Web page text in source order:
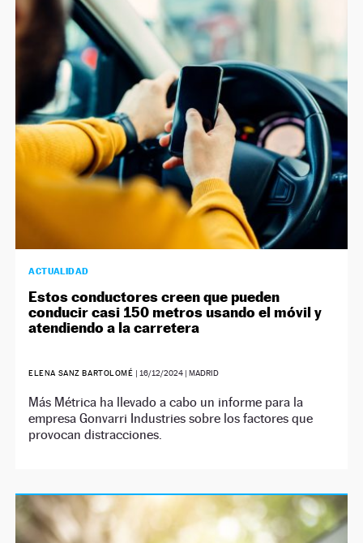
ACTUALIDAD
Estos conductores creen que pueden
conducir casi 150 metros usando el móvil y
atendiendo a la carretera
ELENA SANZ BARTOLOMÉ | 16/12/2024| MADRID
Más Métrica ha llevado a cabo un informe para la
empresa Gonvarri Industries sobre los factores que
provocan distracciones.